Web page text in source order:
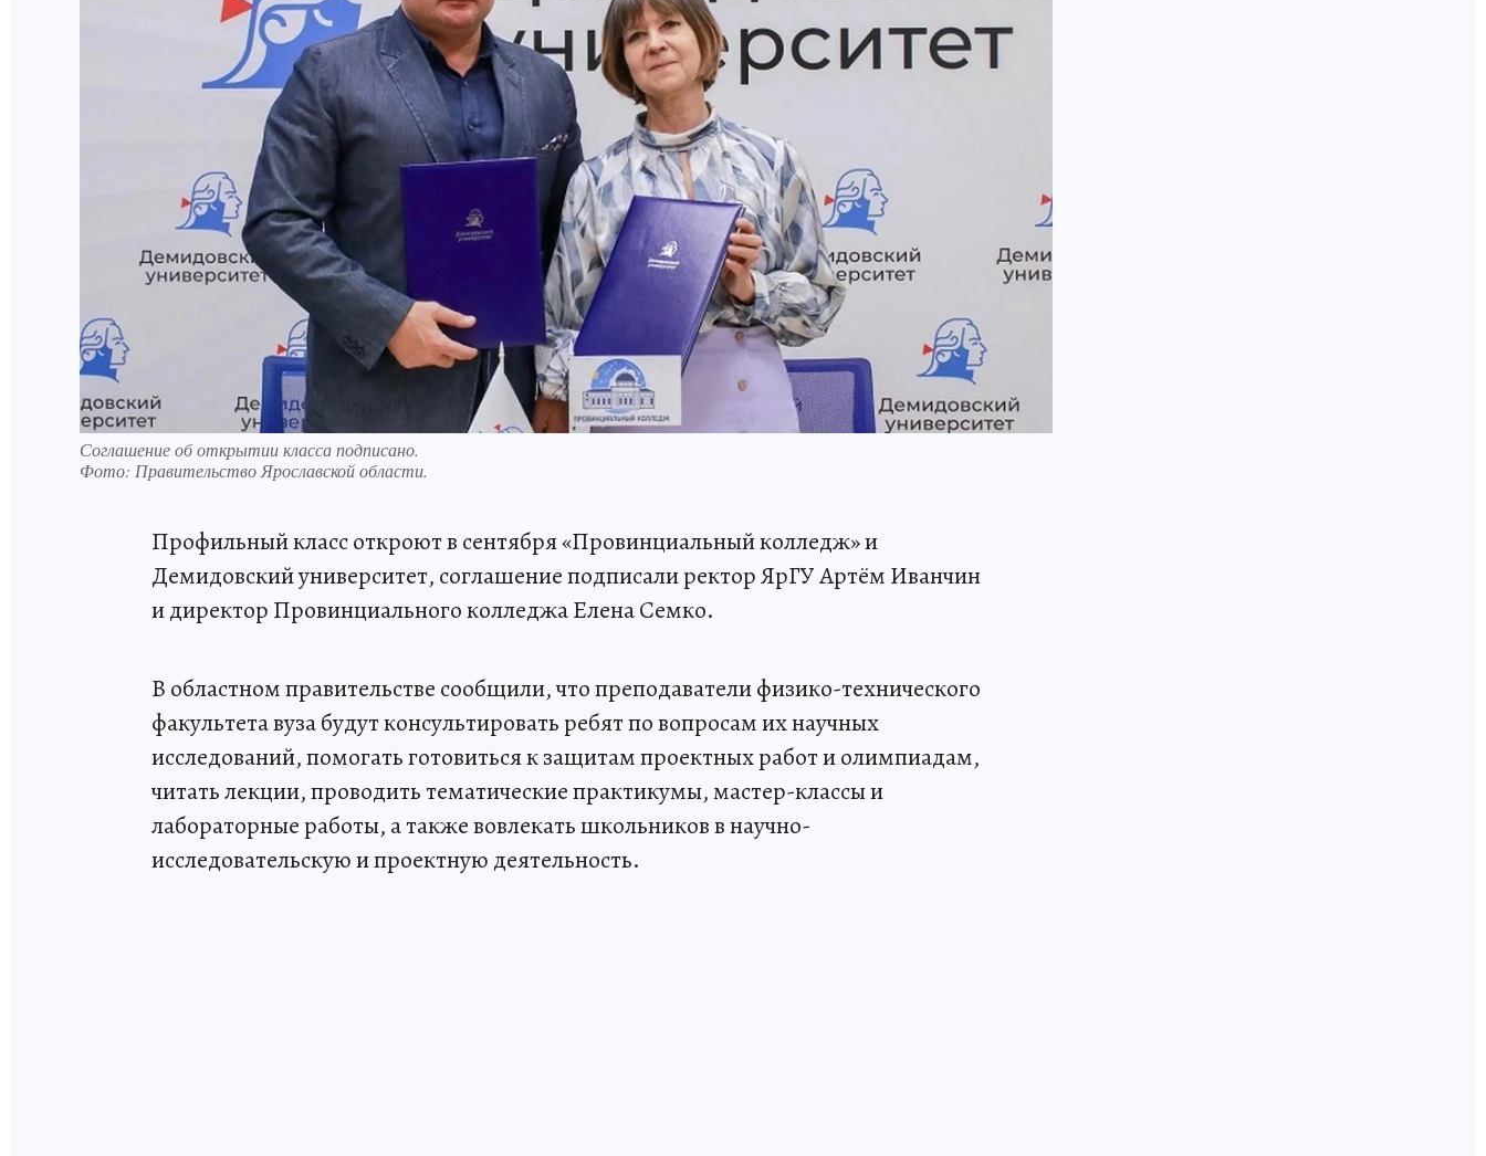
Соглашение об открытии класса подписано.
Фото: Правительство Ярославской области.
Профильный класс откроют в сентября «Провинциальный колледж» и
Демидовский университет, соглашение подписали ректор ЯрГУ Артём Иванчин
и директор Провинциального колледжа Елена Семко.
В областном правительстве сообщили, что преподаватели физико-технического
факультета вуза будут консультировать ребят по вопросам их научных
исследований, помогать готовиться к защитам проектных работ и олимпиадам,
читать лекции, проводить тематические практикумы, мастер-классы и
лабораторные работы, а также вовлекать школьников в научно-
исследовательскую и проектную деятельность.